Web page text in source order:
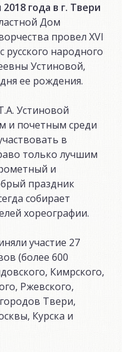
года в г. Твери
Дом
провел XVI
народного
Устиновой,
ее рождения.
Устиновой
и почетным среди
в
только лучшим
и
праздник
собирает
хореографии.
участие 27
(более 600
Кимрского,
Ржевского,
Твери,
Курска и